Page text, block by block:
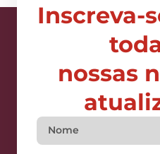
Inscreva-
nossas